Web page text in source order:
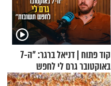
קוד פתוח | דניאל ברגר: "ה-7
באוקטובר גרם לי לחפש
תשובות"